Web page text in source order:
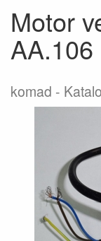
Motor
AA.106
komad